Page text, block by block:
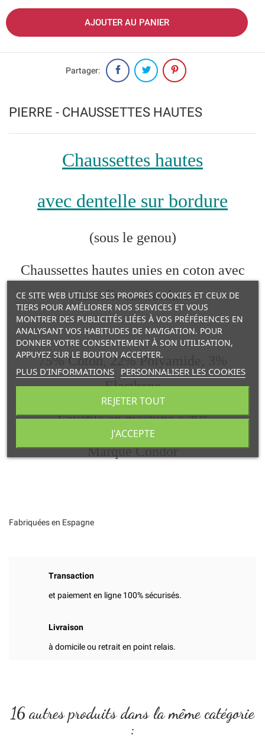
PIERRE - CHAUSSETTES HAUTES
Chaussettes hautes
avec dentelle sur bordure
(sous le genou)
Chaussettes hautes unies en coton avec
dentelle sur bordure
75% Coton, 22% Polyamide, 3%
Elasthane
Lavable en machine à 40°
Marque Condor
Fabriquées en Espagne
Transaction
et paiement en ligne 100% sécurisés.
Livraison
à domicile ou retrait en point relais.
AJOUTER AU PANIER
Partager:
16 autres produits dans la même catégorie
:
CE SITE WEB UTILISE SES PROPRES COOKIES ET CEUX DE
TIERS POUR AMÉLIORER NOS SERVICES ET VOUS
MONTRER DES PUBLICITÉS LIÉES À VOS PRÉFÉRENCES EN
ANALYSANT VOS HABITUDES DE NAVIGATION. POUR
DONNER VOTRE CONSENTEMENT À SON UTILISATION,
APPUYEZ SUR LE BOUTON ACCEPTER.
PLUS D'INFORMATIONS PERSONNALISER LES COOKIES
REJETER TOUT
J'ACCEPTE